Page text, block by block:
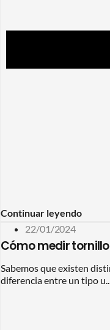
Continuar leyendo
22/01/2024
Cómo medir
Sabemos que existen
diferencia entre un tipo